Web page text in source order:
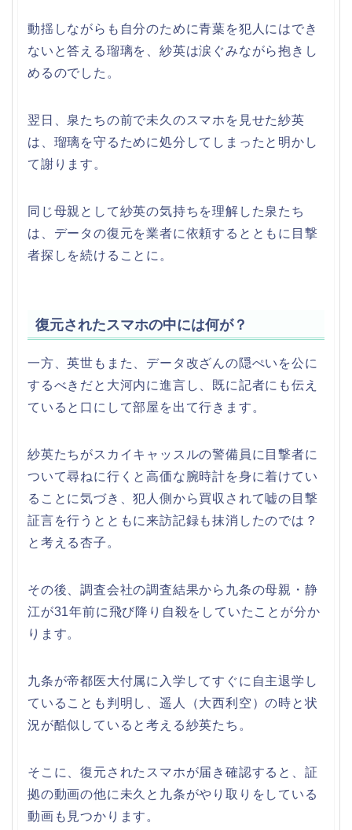
動揺しながらも自分のために青葉を犯人にはでき
ないと答える瑠璃を、紗英は涙ぐみながら抱きし
めるのでした。
翌日、泉たちの前で未久のスマホを見せた紗英
は、瑠璃を守るために処分してしまったと明かし
て謝ります。
同じ母親として紗英の気持ちを理解した泉たち
は、データの復元を業者に依頼するとともに目撃
者探しを続けることに。
復元されたスマホの中には何が？
一方、英世もまた、データ改ざんの隠ぺいを公に
するべきだと大河内に進言し、既に記者にも伝え
ていると口にして部屋を出て行きます。
紗英たちがスカイキャッスルの警備員に目撃者に
ついて尋ねに行くと高価な腕時計を身に着けてい
ることに気づき、犯人側から買収されて嘘の目撃
証言を行うとともに来訪記録も抹消したのでは？
と考える杏子。
その後、調査会社の調査結果から九条の母親・静
江が31年前に飛び降り自殺をしていたことが分か
ります。
九条が帝都医大付属に入学してすぐに自主退学し
ていることも判明し、遥人（大西利空）の時と状
況が酷似していると考える紗英たち。
そこに、復元されたスマホが届き確認すると、証
拠の動画の他に未久と九条がやり取りをしている
動画も見つかります。